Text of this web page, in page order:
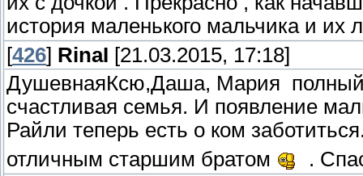
история маленького мальчика и
[426] RinaI [21.03.2015, 17:18]
ДушевнаяКсю,Даша, Мария полный
счастливая семья. И появление
Райли теперь есть о ком
отличным старшим братом
.